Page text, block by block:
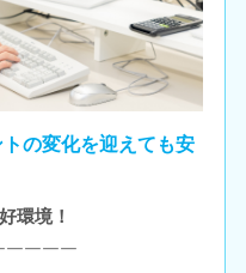
の変化を迎えても安
環境！
￣￣￣￣